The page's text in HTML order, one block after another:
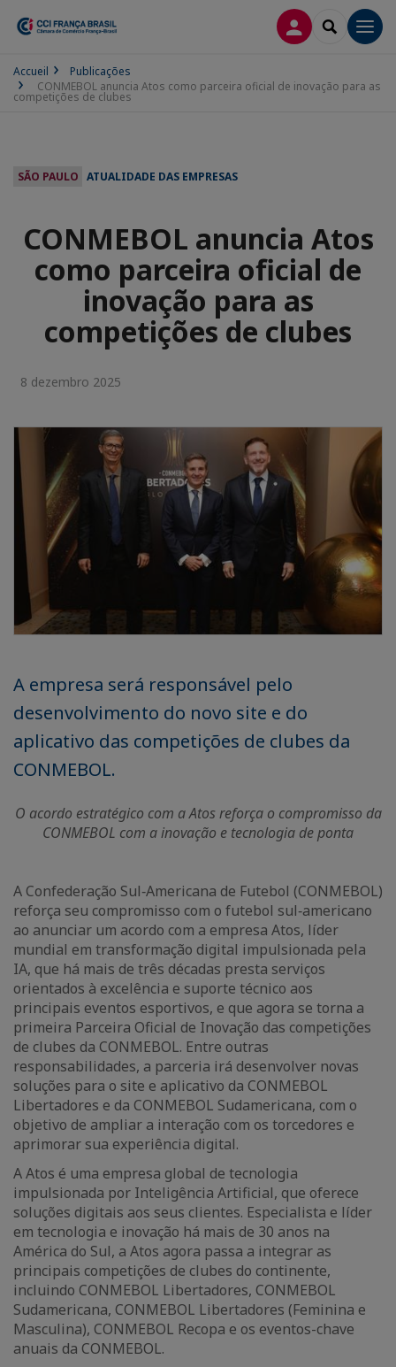
CONEXÃOSEARCH
Accueil
Publicações
CONMEBOL anuncia Atos como parceira oficial de inovação para as
competições de clubes
SÃO PAULO ATUALIDADE DAS EMPRESAS
CONMEBOL anuncia Atos
como parceira oficial de
inovação para as
competições de clubes
8 dezembro 2025
A empresa será responsável pelo
desenvolvimento do novo site e do
aplicativo das competições de clubes da
CONMEBOL.
O acordo estratégico com a Atos reforça o compromisso da
CONMEBOL com a inovação e tecnologia de ponta
A Confederação Sul‑Americana de Futebol (CONMEBOL)
reforça seu compromisso com o futebol sul‑americano
ao anunciar um acordo com a empresa Atos, líder
mundial em transformação digital impulsionada pela
IA, que há mais de três décadas presta serviços
orientados à excelência e suporte técnico aos
principais eventos esportivos, e que agora se torna a
primeira Parceira Oficial de Inovação das competições
de clubes da CONMEBOL. Entre outras
responsabilidades, a parceria irá desenvolver novas
soluções para o site e aplicativo da CONMEBOL
Libertadores e da CONMEBOL Sudamericana, com o
objetivo de ampliar a interação com os torcedores e
aprimorar sua experiência digital.
A Atos é uma empresa global de tecnologia
impulsionada por Inteligência Artificial, que oferece
soluções digitais aos seus clientes. Especialista e líder
em tecnologia e inovação há mais de 30 anos na
América do Sul, a Atos agora passa a integrar as
principais competições de clubes do continente,
incluindo CONMEBOL Libertadores, CONMEBOL
Sudamericana, CONMEBOL Libertadores (Feminina e
Masculina), CONMEBOL Recopa e os eventos-chave
anuais da CONMEBOL.